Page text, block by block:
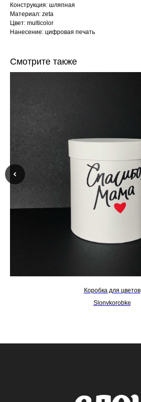
Конструкция: шляпная
Материал: zeta
Цвет: multicolor
Нанесение: цифровая печать
Смотрите также
Коробка для цветов
Slonvkorobke